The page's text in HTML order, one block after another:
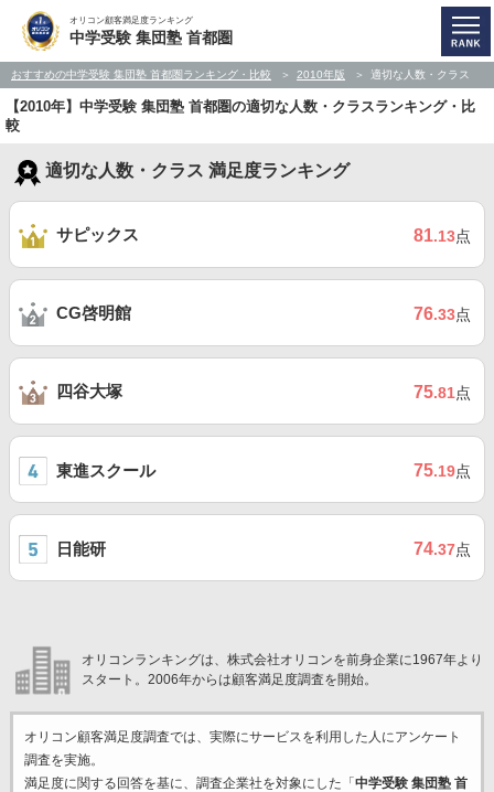
オリコン顧客満足度ランキング
中学受験 集団塾 首都圏
おすすめの中学受験 集団塾 首都圏ランキング・比較 2010年版 適切な人数・クラス
【2010年】中学受験 集団塾 首都圏の適切な人数・クラスランキング・比
較
適切な人数・クラス 満足度ランキング
サピックス 81.13点
CG啓明館 76.33点
四谷大塚 75.81点
東進スクール 75.19点
日能研 74.37点
オリコンランキングは、株式会社オリコンを前身企業に1967年より
スタート。2006年からは顧客満足度調査を開始。
オリコン顧客満足度調査では、実際にサービスを利用した 人にアンケート
調査を実施。
満足度に関する回答を基に、調査企業社を対象にした「 中学受験 集団塾 首